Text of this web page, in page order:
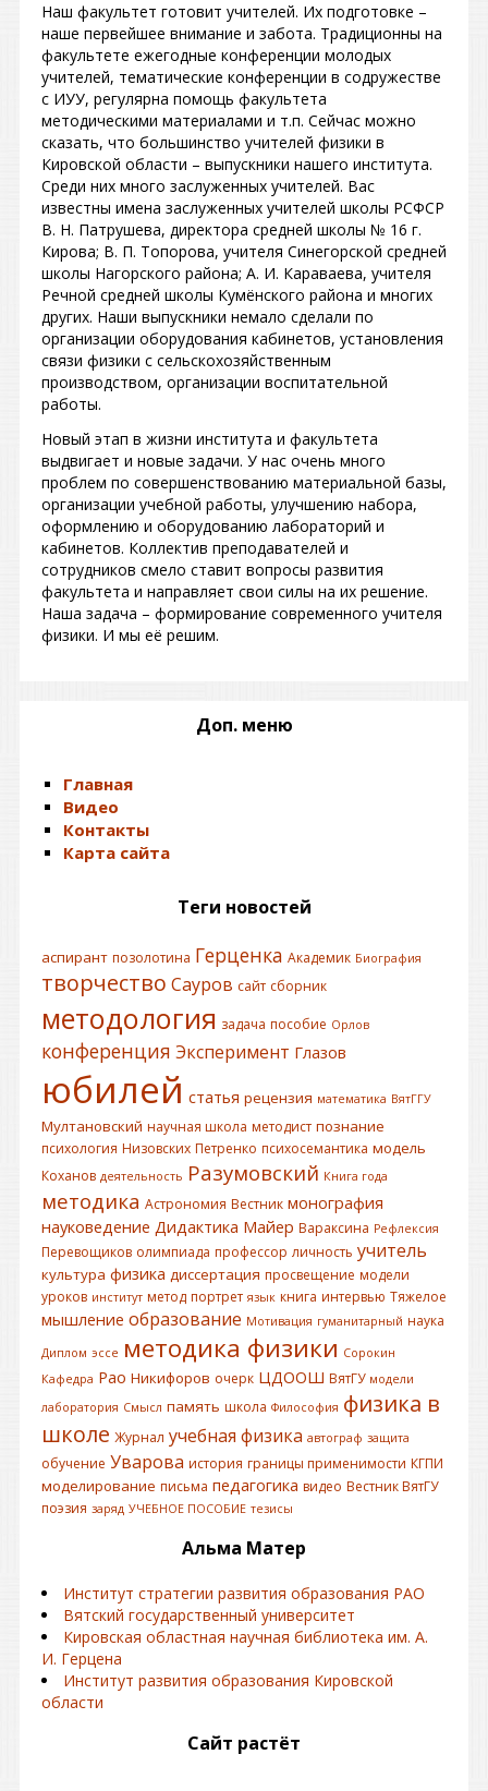
Наш факультет готовит учителей. Их подготовке –
наше первейшее внимание и забота. Традиционны на
факультете ежегодные конференции молодых
учителей, тематические конференции в содружестве
с ИУУ, регулярна помощь факультета
методическими материалами и т.п. Сейчас можно
сказать, что большинство учителей физики в
Кировской области – выпускники нашего института.
Среди них много заслуженных учителей. Вас
известны имена заслуженных учителей школы РСФСР
В. Н. Патрушева, директора средней школы № 16 г.
Кирова; В. П. Топорова, учителя Синегорской средней
школы Нагорского района; А. И. Караваева, учителя
Речной средней школы Кумёнского района и многих
других. Наши выпускники немало сделали по
организации оборудования кабинетов, установления
связи физики с сельскохозяйственным
производством, организации воспитательной
работы.
Новый этап в жизни института и факультета
выдвигает и новые задачи. У нас очень много
проблем по совершенствованию материальной базы,
организации учебной работы, улучшению набора,
оформлению и оборудованию лабораторий и
кабинетов. Коллектив преподавателей и
сотрудников смело ставит вопросы развития
факультета и направляет свои силы на их решение.
Наша задача – формирование современного учителя
физики. И мы её решим.
Доп. меню
Главная
Видео
Контакты
Карта сайта
Теги новостей
аспирант позолотина Герценка Академик Биография
творчество Сауров сайт сборник
методология задача пособие Орлов
конференция Эксперимент Глазов
юбилей статья рецензия математика ВятГГУ
Мултановский научная школа методист познание
психология Низовских Петренко психосемантика модель
Коханов деятельность Разумовский Книга года
методика Астрономия Вестник монография
науковедение Дидактика Майер Вараксина Рефлексия
Перевощиков олимпиада профессор личность учитель
культура физика диссертация просвещение модели
уроков институт метод портрет язык книга интервью Тяжелое
мышление образование Мотивация гуманитарный наука
Диплом эссе методика физики Сорокин
Кафедра Рао Никифоров очерк ЦДООШ ВятГУ модели
лаборатория Смысл память школа Философия физика в
школе Журнал учебная физика автограф защита
обучение Уварова история границы применимости КГПИ
моделирование письма педагогика видео Вестник ВятГУ
поэзия заряд УЧЕБНОЕ ПОСОБИЕ тезисы
Альма Матер
Институт стратегии развития образования РАО
Вятский государственный университет
Кировская областная научная библиотека им. А.
И. Герцена
Институт развития образования Кировской
области
Сайт растёт